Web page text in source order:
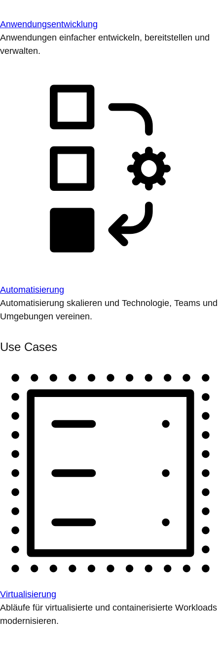
Anwendungsentwicklung
Anwendungen einfacher entwickeln, bereitstellen und
verwalten.
Automatisierung
Automatisierung skalieren und Technologie, Teams und
Umgebungen vereinen.
Use Cases
Virtualisierung
Abläufe für virtualisierte und containerisierte Workloads
modernisieren.